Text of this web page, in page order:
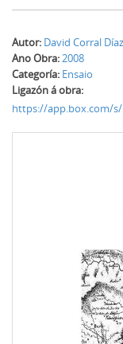
Autores
Novas
Contacta
Autor: David Corral Díaz
Ano Obra:2008
Categoría: Ensaio
Ligazón á obra:
https://app.box.com/